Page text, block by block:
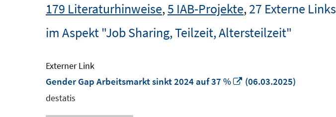
179 Literaturhinweise,5 IAB-Projekte,27 Externe Links
im Aspekt "Job Sharing, Teilzeit, Altersteilzeit"
Externer Link
Gender Gap Arbeitsmarkt sinkt 2024 auf 37 %
In
(06.03.2025)
destatis